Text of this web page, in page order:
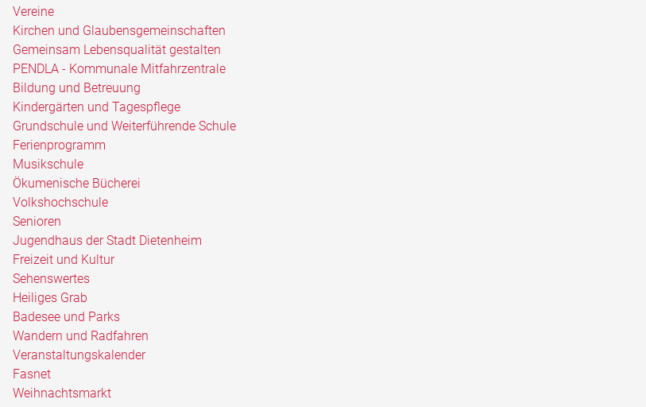
Vereine
Kirchen und Glaubensgemeinschaften
Gemeinsam Lebensqualität gestalten
PENDLA - Kommunale Mitfahrzentrale
Bildung und Betreuung
Kindergärten und Tagespflege
Grundschule und Weiterführende Schule
Ferienprogramm
Musikschule
Ökumenische Bücherei
Volkshochschule
Senioren
Jugendhaus der Stadt Dietenheim
Freizeit und Kultur
Sehenswertes
Heiliges Grab
Badesee und Parks
Wandern und Radfahren
Veranstaltungskalender
Fasnet
Weihnachtsmarkt